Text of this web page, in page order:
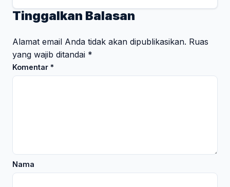
Tinggalkan Balasan
Alamat email Anda tidak akan dipublikasikan. Ruas
yang wajib ditandai *
Komentar *
Nama